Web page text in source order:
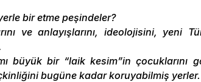
bir etme peşindeler?
ve anlayışlarını, ideolojisini, yeni
büyük bir “laik kesim”in çocuklarını
bugüne kadar koruyabilmiş yerler.